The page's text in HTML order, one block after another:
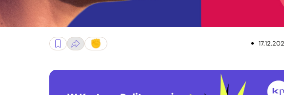
i fragment okładki książki „Gorsze. Jak nauka pomyliła się co do kobiet". Fot.